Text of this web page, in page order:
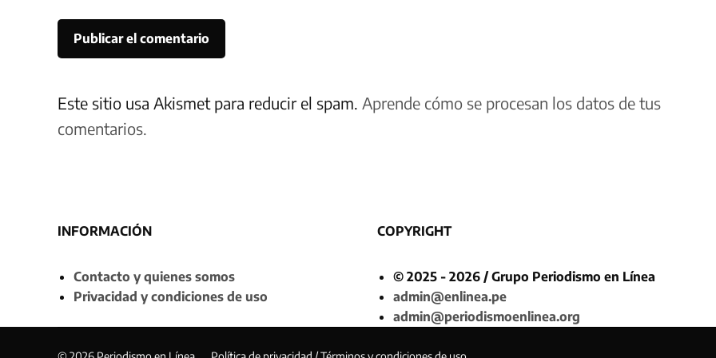
Este sitio usa Akismet para reducir el spam. Aprende cómo se procesan los datos de tus
comentarios.
INFORMACIÓN
Contacto y quienes somos
Privacidad y condiciones de uso
COPYRIGHT
© 2025 - 2026 / Grupo Periodismo en Línea
admin@enlinea.pe
admin@periodismoenlinea.org